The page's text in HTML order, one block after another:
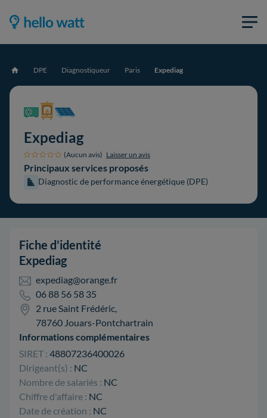
Accueil DPE Diagnostiqueur Paris Expediag
Expediag
(Aucun avis) Laisser un avis
Principaux services proposés
Diagnostic de performance énergétique (DPE)
Fiche d'identité
Expediag
expediag@orange.fr
06 88 56 58 35
2 rue Saint Frédéric,
78760 Jouars-Pontchartrain
Informations complémentaires
SIRET : 48807236400026
Dirigeant(s) : NC
Nombre de salariés : NC
Chiffre d'affaire : NC
Date de création : NC